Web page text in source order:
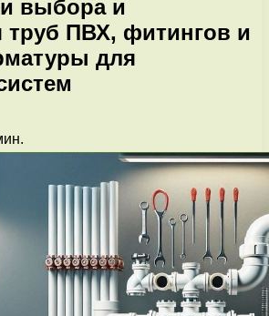
выбора и
труб ПВХ, фитингов и
для